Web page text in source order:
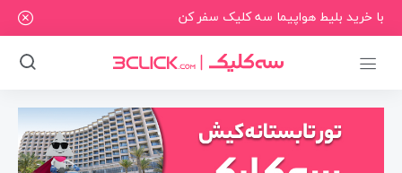
با خرید بلیط هواپیما سه کلیک سفر کن